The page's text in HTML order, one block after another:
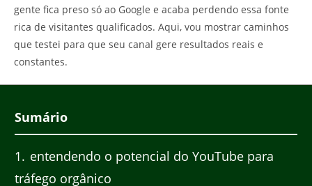
gente fica preso só ao Google e acaba perdendo essa fonte
rica de visitantes qualificados. Aqui, vou mostrar caminhos
que testei para que seu canal gere resultados reais e
constantes.
Sumário
1
entendendo o potencial do YouTube para
tráfego orgânico